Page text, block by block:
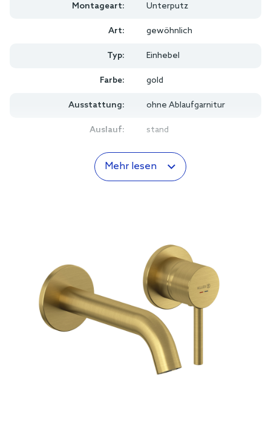
Montageart: Unterputz
Art: gewöhnlich
Typ: Einhebel
Farbe: gold
Ausstattung: ohne Ablaufgarnitur
Auslauf: stand
Mehr lesen